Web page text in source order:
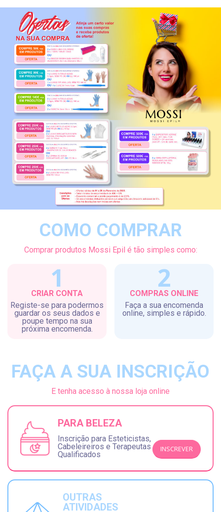
COMO COMPRAR
Comprar produtos Mossi Epil é tão simples como:
1
CRIAR CONTA
Registe-se para podermos
guardar os seus dados e
poupe tempo na sua
próxima encomenda.
2
COMPRAS ONLINE
Faça a sua encomenda
online, simples e rápido.
FAÇA A SUA INSCRIÇÃO
E tenha acesso à nossa loja online
PARA BELEZA
Inscrição para Esteticistas,
Cabeleireiros e Terapeutas
Qualificados
INSCREVER
OUTRAS
ATIVIDADES